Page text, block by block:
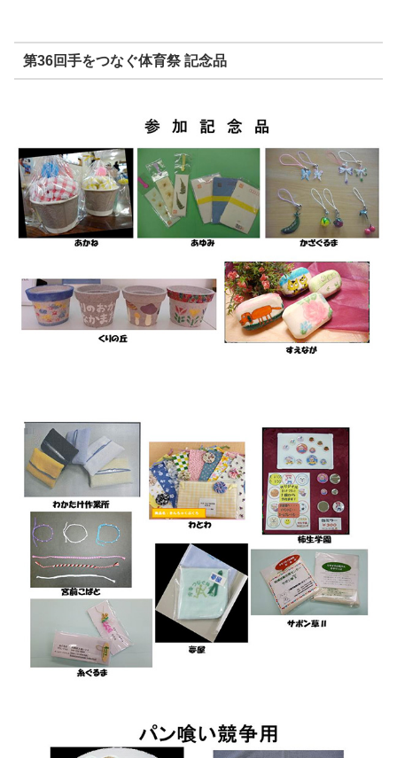
第36回手をつなぐ体育祭 記念品